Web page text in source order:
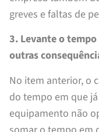
greves e faltas de
3. Levante o
outras
No item anterior, o
do tempo em que
equipamento não